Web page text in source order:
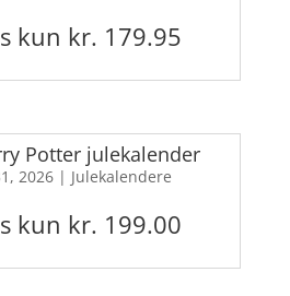
kun kr. 179.95
Potter julekalender
2026| Julekalendere
kun kr. 199.00